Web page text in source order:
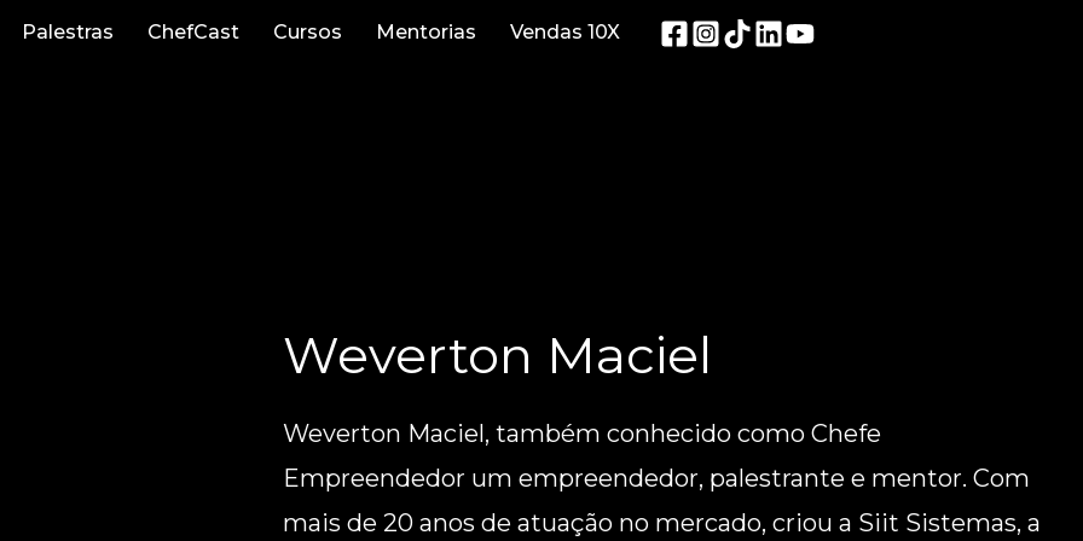
Palestras ChefCast Cursos Mentorias Vendas 10X
Weverton Maciel
Weverton Maciel, também conhecido como Chefe
Empreendedor um empreendedor, palestrante e mentor. Com
mais de 20 anos de atuação no mercado, criou a Siit Sistemas, a